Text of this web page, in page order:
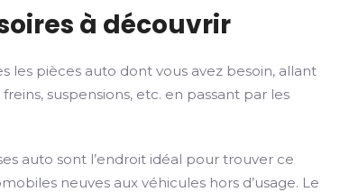
à découvrir
les pièces auto dont vous avez besoin, allant
suspensions, etc. en passant par les
auto sont l’endroit idéal pour trouver ce
neuves aux véhicules hors d’usage. Le